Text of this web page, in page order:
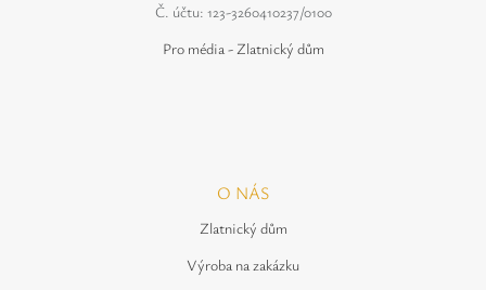
Č. účtu: 123-3260410237/0100
Pro média - Zlatnický dům
O NÁS
Zlatnický dům
Výroba na zakázku